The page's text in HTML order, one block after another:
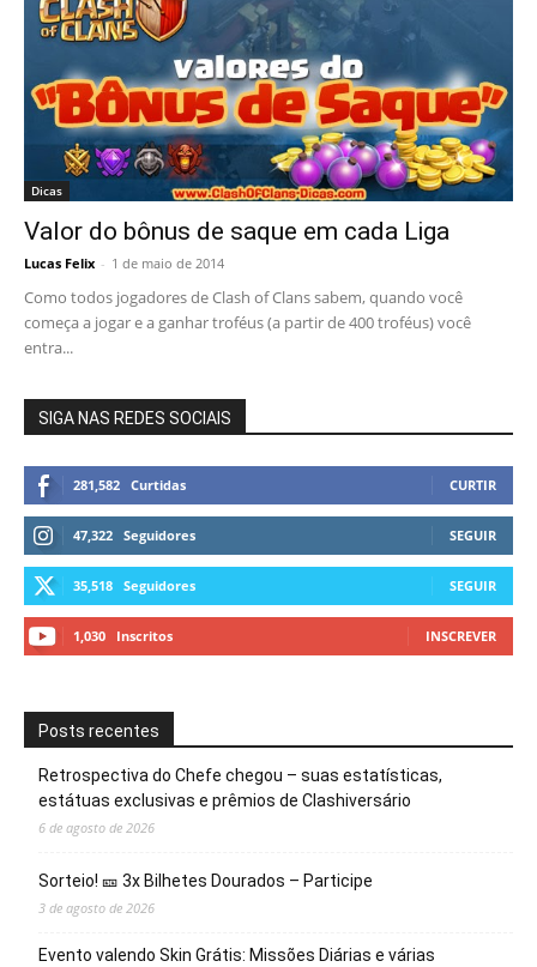
Dicas
Valor do bônus de saque em cada Liga
Lucas Felix - 1 de maio de 2014
Como todos jogadores de Clash of Clans sabem, quando você
começa a jogar e a ganhar troféus (a partir de 400 troféus) você
entra...
SIGA NAS REDES SOCIAIS
281,582 Curtidas CURTIR
47,322 Seguidores SEGUIR
35,518 Seguidores SEGUIR
1,030 Inscritos INSCREVER
Posts recentes
Retrospectiva do Chefe chegou – suas estatísticas,
estátuas exclusivas e prêmios de Clashiversário
6 de agosto de 2026
Sorteio! 🎫 3x Bilhetes Dourados – Participe
3 de agosto de 2026
Evento valendo Skin Grátis: Missões Diárias e várias